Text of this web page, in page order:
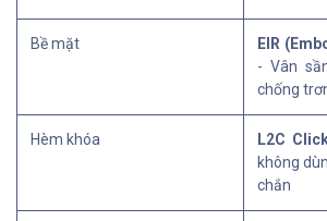
Bề mặt
EIR
- Vân
chống
Hèm khóa L2C
không
chắn